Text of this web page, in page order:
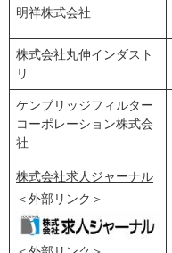
明祥株式会社
株式会社丸伸インダスト
リ
ケンブリッジフィルター
コーポレーション株式会
社
株式会社求人ジャーナル
＜外部リンク＞